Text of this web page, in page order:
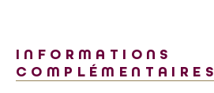
INFORMATIONS
COMPLÉMENTAIRES